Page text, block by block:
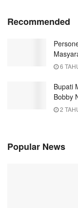
Recommended
6
Bupati
Bobby
2
Popular News